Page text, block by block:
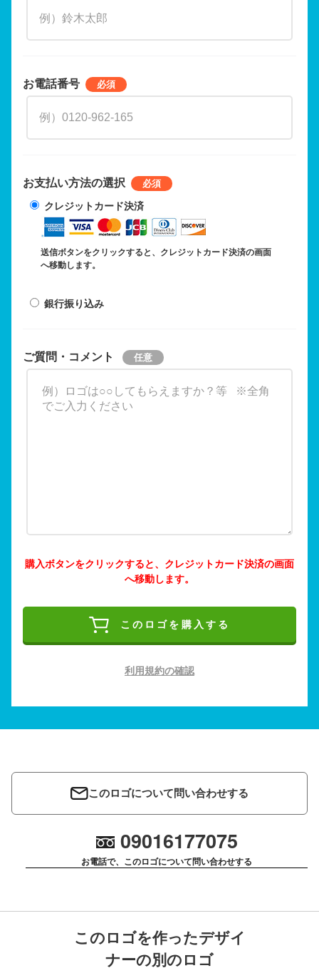
お電話番号
お支払い方法の選択
クレジットカード決済
送信ボタンをクリックすると、クレジットカード決済の画面
へ移動します。
銀行振り込み
ご質問・コメント
購入ボタンをクリックすると、クレジットカード決済の画面
へ移動します。
このロゴを購入する
利用規約の確認
このロゴについて問い合わせする
09016177075
お電話で、このロゴについて問い合わせする
このロゴを作ったデザイ
ナーの別のロゴ